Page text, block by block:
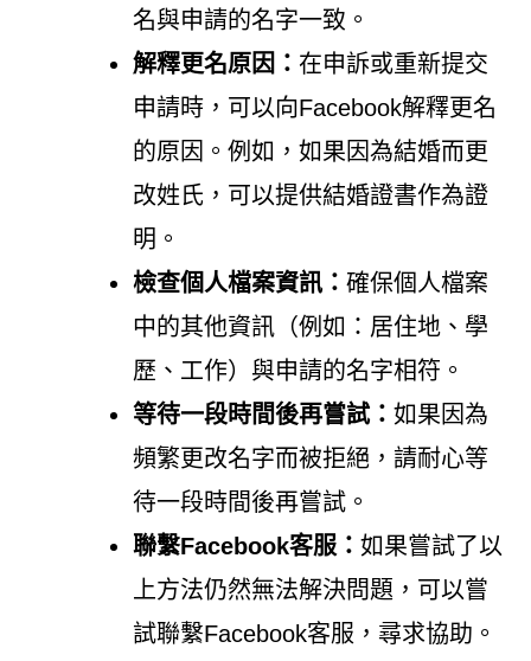
名與申請的名字一致。
解釋更名原因： 在申訴或重新提交
申請時，可以向Facebook解釋更名
的原因。例如，如果因為結婚而更
改姓氏，可以提供結婚證書作為證
明。
檢查個人檔案資訊： 確保個人檔案
中的其他資訊（例如：居住地、學
歷、工作）與申請的名字相符。
等待一段時間後再嘗試： 如果因為
頻繁更改名字而被拒絕，請耐心等
待一段時間後再嘗試。
聯繫Facebook客服： 如果嘗試了以
上方法仍然無法解決問題，可以嘗
試聯繫Facebook客服，尋求協助。